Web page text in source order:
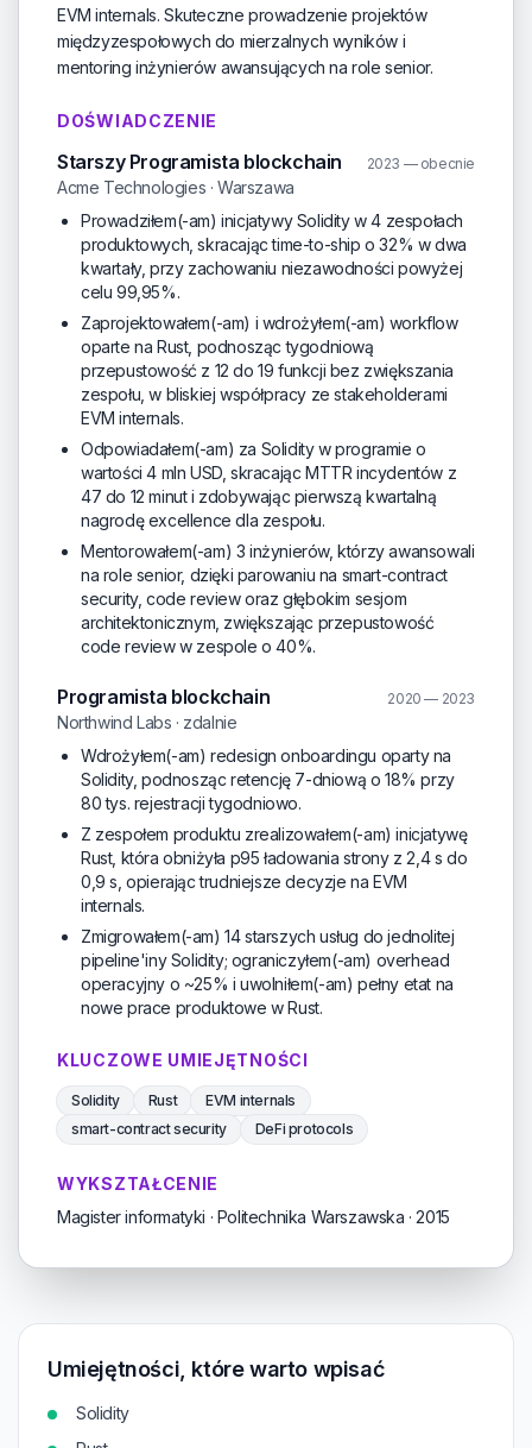
EVM internals. Skuteczne prowadzenie projektów
międzyzespołowych do mierzalnych wyników i
mentoring inżynierów awansujących na role senior.
DOŚWIADCZENIE
Starszy Programista blockchain 2023 — obecnie
Acme Technologies · Warszawa
Prowadziłem(-am) inicjatywy Solidity w 4 zespołach
produktowych, skracając time-to-ship o 32% w dwa
kwartały, przy zachowaniu niezawodności powyżej
celu 99,95%.
Zaprojektowałem(-am) i wdrożyłem(-am) workflow
oparte na Rust, podnosząc tygodniową
przepustowość z 12 do 19 funkcji bez zwiększania
zespołu, w bliskiej współpracy ze stakeholderami
EVM internals.
Odpowiadałem(-am) za Solidity w programie o
wartości 4 mln USD, skracając MTTR incydentów z
47 do 12 minut i zdobywając pierwszą kwartalną
nagrodę excellence dla zespołu.
Mentorowałem(-am) 3 inżynierów, którzy awansowali
na role senior, dzięki parowaniu na smart-contract
security, code review oraz głębokim sesjom
architektonicznym, zwiększając przepustowość
code review w zespole o 40%.
Programista blockchain 2020 — 2023
Northwind Labs · zdalnie
Wdrożyłem(-am) redesign onboardingu oparty na
Solidity, podnosząc retencję 7-dniową o 18% przy
80 tys. rejestracji tygodniowo.
Z zespołem produktu zrealizowałem(-am) inicjatywę
Rust, która obniżyła p95 ładowania strony z 2,4 s do
0,9 s, opierając trudniejsze decyzje na EVM
internals.
Zmigrowałem(-am) 14 starszych usług do jednolitej
pipeline'iny Solidity; ograniczyłem(-am) overhead
operacyjny o ~25% i uwolniłem(-am) pełny etat na
nowe prace produktowe w Rust.
KLUCZOWE UMIEJĘTNOŚCI
Solidity Rust
EVM internals
smart-contract security
DeFi protocols
WYKSZTAŁCENIE
Magister informatyki · Politechnika Warszawska · 2015
Umiejętności, które warto wpisać
Solidity